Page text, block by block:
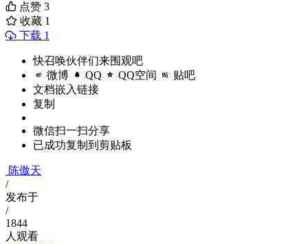
点赞 3
收藏 1
下载 1
快召唤伙伴们来围观吧
微博 QQ QQ空间 贴吧
文档嵌入链接
复制
微信扫一扫分享
已成功复制到剪贴板
陈傲天
/
发布于
/
1844
人观看